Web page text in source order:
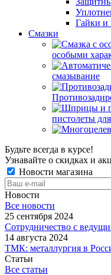
Гайки
Смазки
особыми
смазывание
пистолеты
Будьте всегда в курсе!
Узнавайте о скидках и
Новости магазина
Новости
Все новости
25 сентября 2024
Сотрудничество с
14 августа 2024
ТМК: металлургия в
Статьи
Все статьи